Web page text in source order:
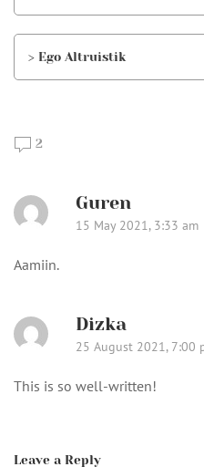
> Ego Altruistik
2
Guren
15 May 2021, 3:33 am
Aamiin.
Dizka
25 August 2021, 7:00
This is so well-written!
Leave a Reply